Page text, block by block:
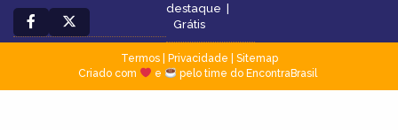
destaque |
Grátis
Termos| Privacidade
Sitemap
Criado com
e pelo time do EncontraBrasil